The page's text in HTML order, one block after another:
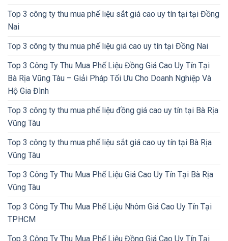
Top 3 công ty thu mua phế liệu sắt giá cao uy tín tại tại Đồng
Nai
Top 3 công ty thu mua phế liệu giá cao uy tín tại Đồng Nai
Top 3 Công Ty Thu Mua Phế Liệu Đồng Giá Cao Uy Tín Tại
Bà Rịa Vũng Tàu – Giải Pháp Tối Ưu Cho Doanh Nghiệp Và
Hộ Gia Đình
Top 3 công ty thu mua phế liệu đồng giá cao uy tín tại Bà Rịa
Vũng Tàu
Top 3 công ty thu mua phế liệu sắt giá cao uy tín tại Bà Rịa
Vũng Tàu
Top 3 Công Ty Thu Mua Phế Liệu Giá Cao Uy Tín Tại Bà Rịa
Vũng Tàu
Top 3 Công Ty Thu Mua Phế Liệu Nhôm Giá Cao Uy Tín Tại
TPHCM
Top 3 Công Ty Thu Mua Phế Liệu Đồng Giá Cao Uy Tín Tại